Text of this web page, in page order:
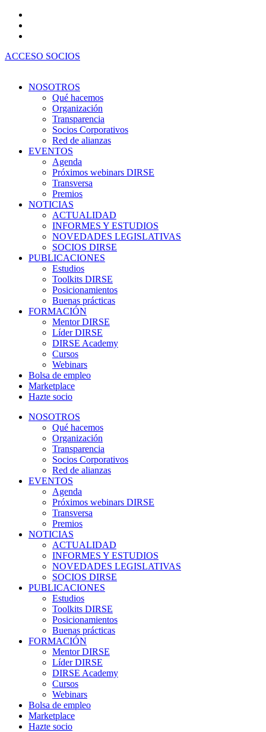
contenido
ACCESO SOCIOS
NOSOTROS
Qué hacemos
Organización
Transparencia
Socios Corporativos
Red de alianzas
EVENTOS
Agenda
Próximos webinars DIRSE
Transversa
Premios
NOTICIAS
ACTUALIDAD
INFORMES Y ESTUDIOS
NOVEDADES LEGISLATIVAS
SOCIOS DIRSE
PUBLICACIONES
Estudios
Toolkits DIRSE
Posicionamientos
Buenas prácticas
FORMACIÓN
Mentor DIRSE
Líder DIRSE
DIRSE Academy
Cursos
Webinars
Bolsa de empleo
Marketplace
Hazte socio
NOSOTROS
Qué hacemos
Organización
Transparencia
Socios Corporativos
Red de alianzas
EVENTOS
Agenda
Próximos webinars DIRSE
Transversa
Premios
NOTICIAS
ACTUALIDAD
INFORMES Y ESTUDIOS
NOVEDADES LEGISLATIVAS
SOCIOS DIRSE
PUBLICACIONES
Estudios
Toolkits DIRSE
Posicionamientos
Buenas prácticas
FORMACIÓN
Mentor DIRSE
Líder DIRSE
DIRSE Academy
Cursos
Webinars
Bolsa de empleo
Marketplace
Hazte socio